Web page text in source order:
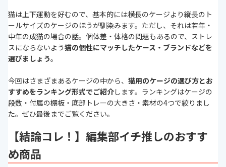
猫は上下運動を好むので、基本的には横長のケージより縦長のト
ールサイズのケージのほうが馴染みます。ただし、それは若年・
中年の成猫の場合の話。個体差・体格の問題もあるので、ストレ
スにならないよう猫の個性にマッチしたケース・ブランドなどを
選びましょう。
今回はさまざまあるケージの中から、 猫用のケージの選び方とお
すすめをランキング形式でご紹介します。ランキングはケージの
段数・付属の棚板・底部トレーの大きさ・素材の4つで絞りまし
た。ぜひ最後までご覧ください。
【結論コレ！】編集部イチ推しのおすす
め商品